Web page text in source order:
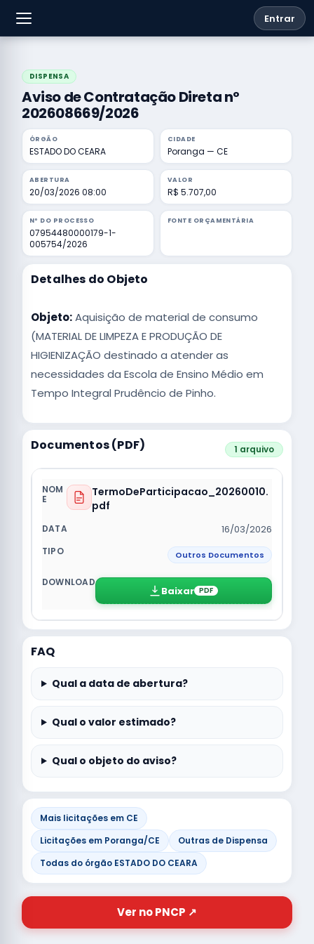
Entrar
DISPENSA
Aviso de Contratação Direta nº
202608669/2026
ÓRGÃO
ESTADO DO CEARA
CIDADE
Poranga — CE
ABERTURA
20/03/2026 08:00
VALOR
R$ 5.707,00
Nº DO PROCESSO
07954480000179-1-
005754/2026
FONTE ORÇAMENTÁRIA
Detalhes do Objeto
Objeto:Aquisição de material de consumo
(MATERIAL DE LIMPEZA E PRODUÇÃO DE
HIGIENIZAÇÃO destinado a atender as
necessidades da Escola de Ensino Médio em
Tempo Integral Prudêncio de Pinho.
Documentos (PDF) 1 arquivo
TermoDeParticipacao_20260010.
pdf
16/03/2026
Outros Documentos
Baixar PDF
FAQ
Qual a data de abertura?
Qual o valor estimado?
Qual o objeto do aviso?
Mais licitações em CE
Licitações em Poranga/CE
Outras de Dispensa
Todas do órgão ESTADO DO CEARA
Ver no PNCP ↗